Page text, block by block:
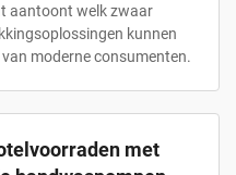
aantoont welk zwaar
kunnen
moderne consumenten.
met